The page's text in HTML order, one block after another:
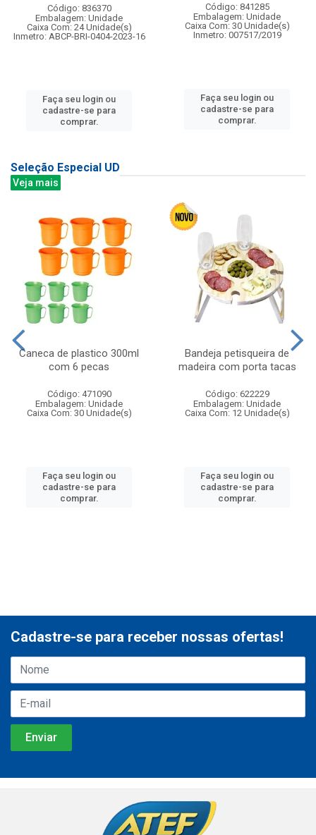
Código: 836370
Embalagem: Unidade
Caixa Com: 24 Unidade(s)
Inmetro: ABCP-BRI-0404-2023-16
Faça seu login ou
cadastre-se para
comprar.
Código: 841285
Embalagem: Unidade
Caixa Com: 30 Unidade(s)
Inmetro: 007517/2019
Faça seu login ou
cadastre-se para
comprar.
Seleção Especial UD
Veja mais
Caneca de plastico 300ml
com 6 pecas
Código: 471090
Embalagem: Unidade
Caixa Com: 30 Unidade(s)
Faça seu login ou
cadastre-se para
comprar.
Bandeja petisqueira de
madeira com porta tacas
Código: 622229
Embalagem: Unidade
Caixa Com: 12 Unidade(s)
Faça seu login ou
cadastre-se para
comprar.
Cadastre-se para receber nossas ofertas!